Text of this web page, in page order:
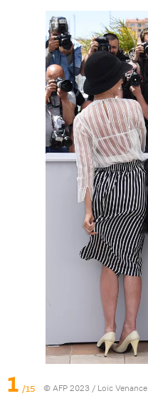
1 /15 © AFP 2023 / Loic Venance